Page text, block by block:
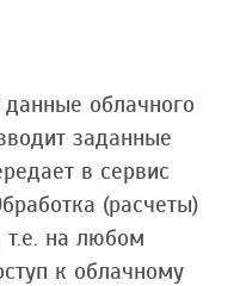
облачного
заданные
в сервис
(расчеты)
т.е. на любом
к облачному